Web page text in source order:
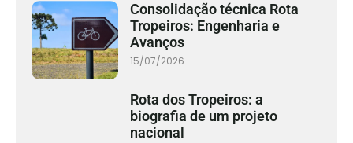
Consolidação técnica Rota
Tropeiros: Engenharia e
Avanços
15/07/2026
Rota dos Tropeiros: a
biografia de um projeto
nacional